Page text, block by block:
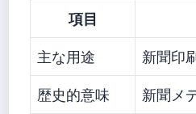
項目
主な用途
新聞印
歴史的意味
新聞メ